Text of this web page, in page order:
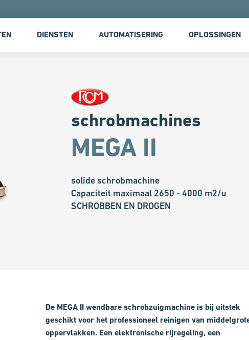
DIENSTEN AUTOMATISERING OPLOSSINGEN
schrobmachines
MEGA II
solide schrobmachine
Capaciteit maximaal 2650 - 4000 m2/u
SCHROBBEN EN DROGEN
De MEGA II wendbare schrobzuigmachine is bij uitstek
geschikt voor het professioneel reinigen van
oppervlakken. Een elektronische rijregeling, een